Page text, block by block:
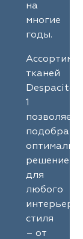
на
многие
годы.
тканей
Despacito
1
позволяет
подобрать
решение
для
любого
стиля
– от